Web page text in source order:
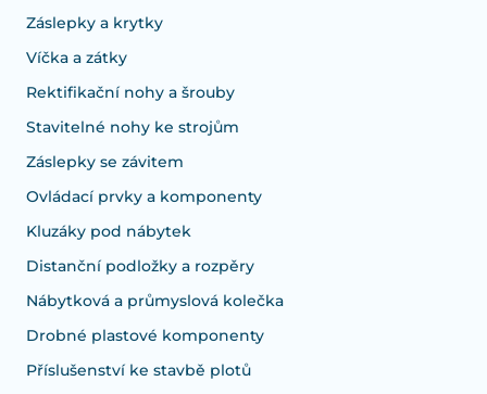
Záslepky a krytky
Víčka a zátky
Rektifikační nohy a šrouby
Stavitelné nohy ke strojům
Záslepky se závitem
Ovládací prvky a komponenty
Kluzáky pod nábytek
Distanční podložky a rozpěry
Nábytková a průmyslová kolečka
Drobné plastové komponenty
Příslušenství ke stavbě plotů